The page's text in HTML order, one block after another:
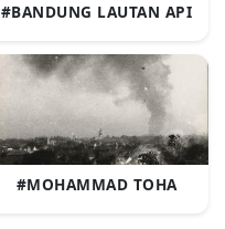
#BANDUNG LAUTAN API
#MOHAMMAD TOHA